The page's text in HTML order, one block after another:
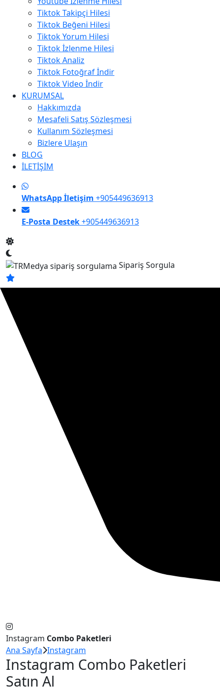
Tiktok Takipçi Hilesi
Tiktok Beğeni Hilesi
Tiktok Yorum Hilesi
Tiktok İzlenme Hilesi
Tiktok Analiz
Tiktok Fotoğraf İndir
Tiktok Video İndir
KURUMSAL
Hakkımızda
Mesafeli Satış Sözleşmesi
Kullanım Sözleşmesi
Bizlere Ulaşın
BLOG
İLETİŞİM
WhatsApp İletişim +905449636913
E-Posta Destek+905449636913
Sipariş Sorgula
Instagram Combo Paketleri
Ana Sayfa Instagram
Instagram Combo Paketleri
Satın Al